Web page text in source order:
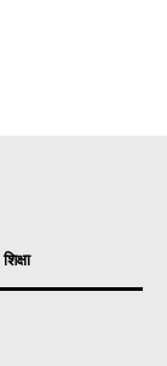
शिक्षा